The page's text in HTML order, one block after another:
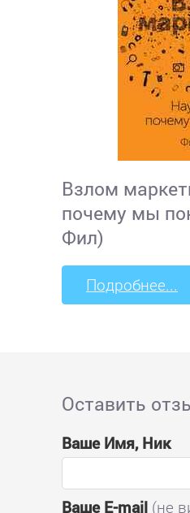
Взлом
почему мы
Фил)
Подробнее...
Оставить
Ваше Имя, Ник
Ваше E-mail (не